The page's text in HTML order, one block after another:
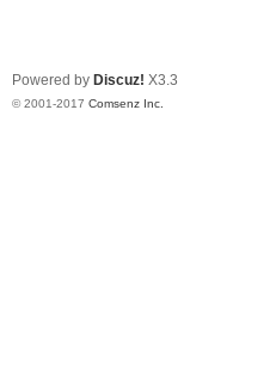
Powered by Discuz! X3.3
© 2001-2017 Comsenz Inc.